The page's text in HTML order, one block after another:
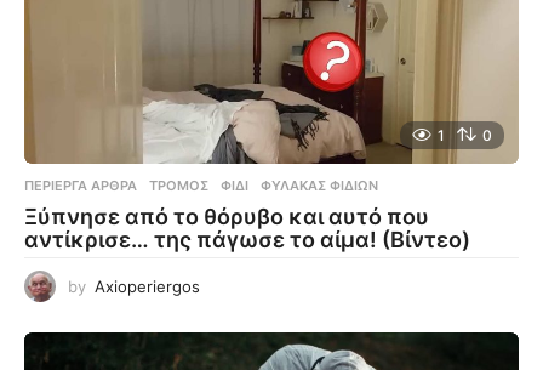
1 0
ΠΕΡΊΕΡΓΑ ΆΡΘΡΑ ΤΡΌΜΟΣ ,ΦΊΔΙ ,ΦΎΛΑΚΑΣ ΦΙΔΙΏΝ
Ξύπνησε από το θόρυβο και αυτό που
αντίκρισε… της πάγωσε το αίμα! (Βίντεο)
by Axioperiergos